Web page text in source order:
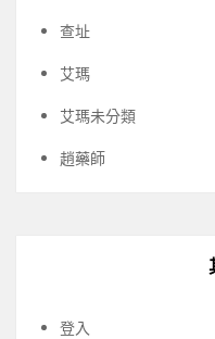
查址
艾瑪
艾瑪未分類
趙藥師
登入